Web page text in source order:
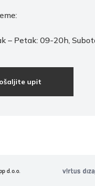
– Petak: 09-20h,
upit
d.o.o.